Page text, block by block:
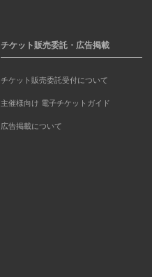
チケット販売委託・広告掲載
チケット販売委託受付について
主催様向け 電子チケットガイド
広告掲載について